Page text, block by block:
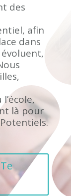
des
afin
dans
là pour